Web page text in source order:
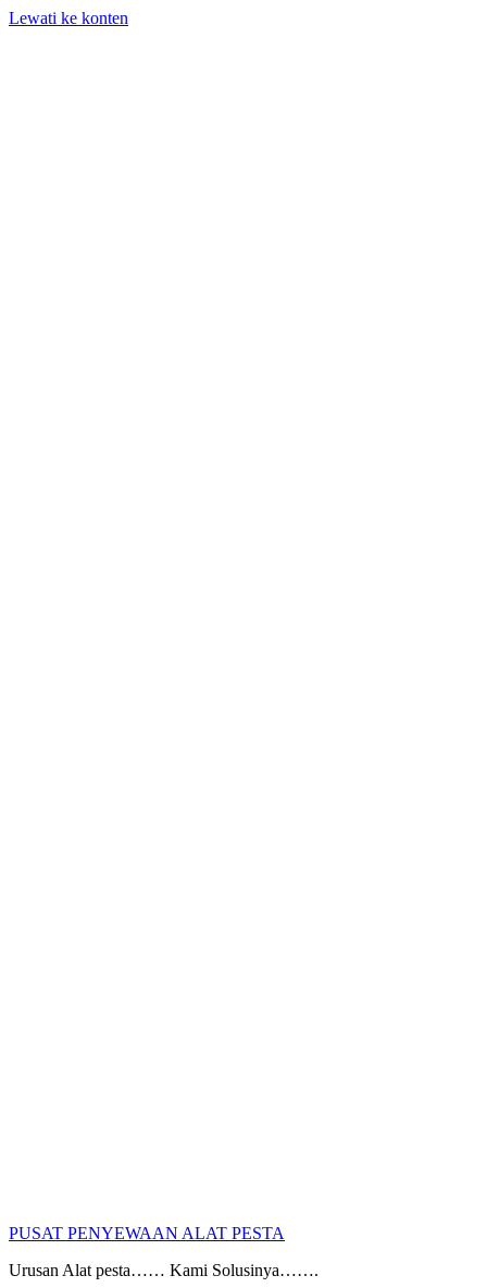
Lewati ke konten
PUSAT PENYEWAAN ALAT PESTA
Urusan Alat pesta…… Kami Solusinya…….